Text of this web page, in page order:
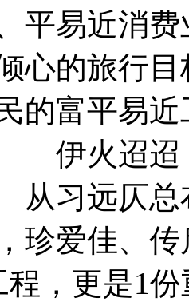
平易近消
心的旅行
的富平易
伊火迢迢
习远仄总
珍爱佳、
程，更是1